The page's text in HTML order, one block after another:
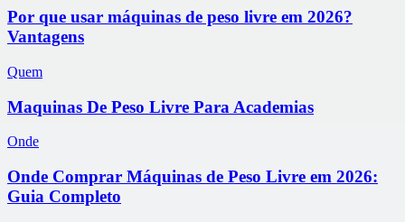
Por que usar máquinas de peso livre em 2026?
Vantagens
Quem
Maquinas De Peso Livre Para Academias
Onde
Onde Comprar Máquinas de Peso Livre em 2026:
Guia Completo